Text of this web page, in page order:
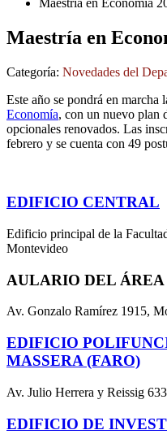
Maestría en
Categoría: Novedades del
Este año se pondrá en marcha
Economía, con un nuevo plan
opcionales renovados. Las
febrero y se cuenta con 49
EDIFICIO CENTRAL
Edificio principal de la
Montevideo
AULARIO DEL
Av. Gonzalo Ramírez 1915,
EDIFICIO
MASSERA (FARO)
Av. Julio Herrera y Reissig
EDIFICIO DE